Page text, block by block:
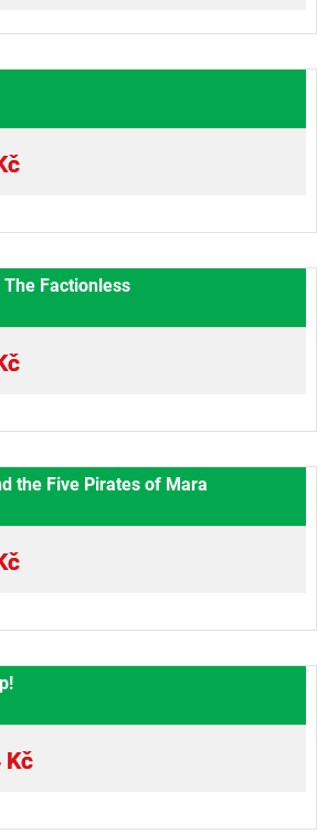
The Factionless
the Five Pirates of Mara
Kč